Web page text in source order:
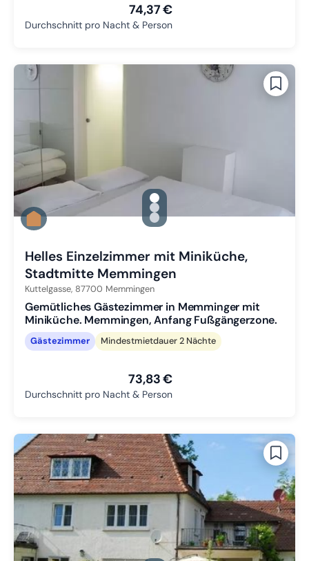
74,37 €
Durchschnitt pro Nacht & Person
gallery.slide_selector
Zu Slide 1 wechseln
Zu Slide 2 wechseln
Zu Slide 3 wechseln
Helles Einzelzimmer mit Miniküche,
Stadtmitte Memmingen
Kuttelgasse, 87700 Memmingen
Gemütliches Gästezimmer in Memminger mit
Miniküche. Memmingen, Anfang Fußgängerzone.
Gästezimmer Mindestmietdauer 2 Nächte
73,83 €
Durchschnitt pro Nacht & Person